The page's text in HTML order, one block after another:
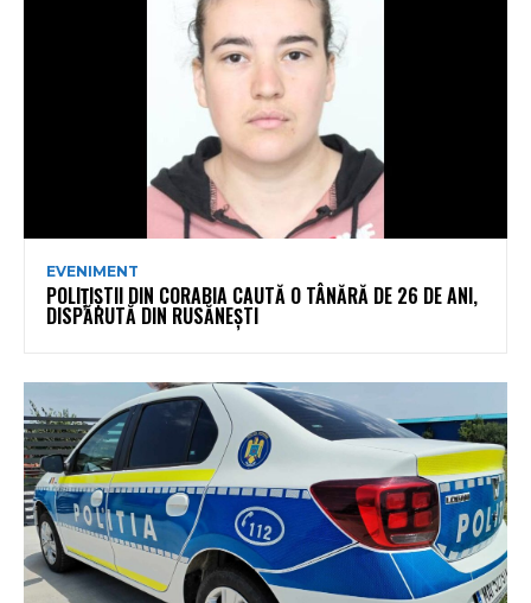
EVENIMENT
POLIȚIȘTII DIN CORABIA CAUTĂ O TÂNĂRĂ DE 26 DE ANI,
DISPĂRUTĂ DIN RUSĂNEȘTI